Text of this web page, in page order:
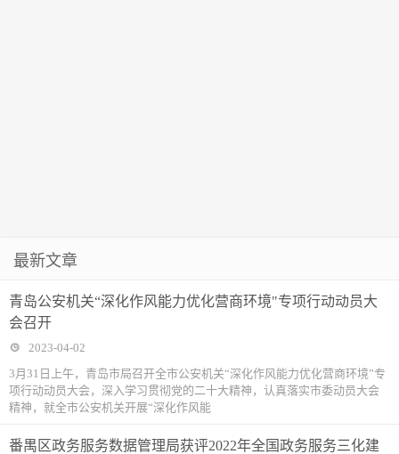
最新文章
青岛公安机关“深化作风能力优化营商环境"专项行动动员大
会召开
2023-04-02
3月31日上午，青岛市局召开全市公安机关“深化作风能力优化营商环境”专
项行动动员大会，深入学习贯彻党的二十大精神，认真落实市委动员大会
精神，就全市公安机关开展“深化作风能
番禺区政务服务数据管理局获评2022年全国政务服务三化建